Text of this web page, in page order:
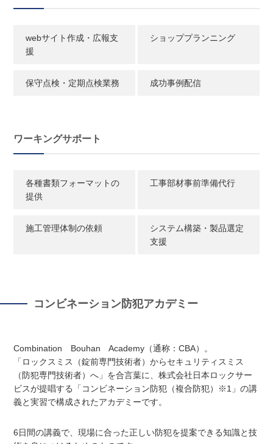
webサイト作成・広報支
援
ショッププランニング
保守点検・定期点検業務 成功事例配信
ワーキングサポート
各種書類フォーマットの
提供
工事部材事前準備代行
施工管理体制の依頼
システム構築・製品選定
支援
コンビネーション防犯アカデミー
Combination Bouhan Academy（通称：CBA）。
「ロックスミス（錠前専門技術者）からセキュリティスミス
（防犯専門技術者）へ」を合言葉に、株式会社日本ロックサー
ビスが提唱する「コンビネーション防犯（複合防犯）※1」の講
義と実習で構成されたアカデミーです。
6日間の講義で、現場に合った正しい防犯を提案できる知識と技